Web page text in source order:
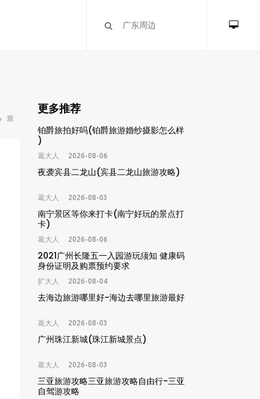
章
更多推荐
铂爵旅拍好吗(铂爵旅游婚纱摄影怎么样
)
葛大人 2026-08-06
夜袭宾县二龙山(宾县二龙山旅游攻略)
葛大人 2026-08-03
南宁景区等你来打卡(南宁好玩的景点打
卡)
葛大人 2026-08-06
2021广州长隆五一入园游玩须知 健康码
身份证明及购票预约要求
扩大人 2026-08-04
去海边旅游哪里好-海边去哪里旅游最好
葛大人 2026-08-03
广州珠江新城(珠江新城景点)
葛大人 2026-08-03
三亚旅游攻略三亚旅游攻略自由行-三亚
自驾游攻略